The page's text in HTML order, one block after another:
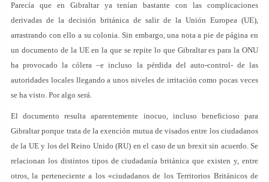
Parecía que en Gibraltar ya tenían bastante con las complicaciones
derivadas de la decisión británica de salir de la Unión Europea (UE),
arrastrando con ello a su colonia. Sin embargo, una nota a pie de página en
un documento de la UE en la que se repite lo que Gibraltar es para la ONU
ha provocado la cólera –e incluso la pérdida del auto-control- de las
autoridades locales llegando a unos niveles de irritación como pocas veces
se ha visto. Por algo será.
El documento resulta aparentemente inocuo, incluso beneficioso para
Gibraltar porque trata de la exención mutua de visados entre los ciudadanos
de la UE y los del Reino Unido (RU) en el caso de un brexit sin acuerdo. Se
relacionan los distintos tipos de ciudadanía británica que existen y, entre
otros, la perteneciente a los «ciudadanos de los Territorios Británicos de